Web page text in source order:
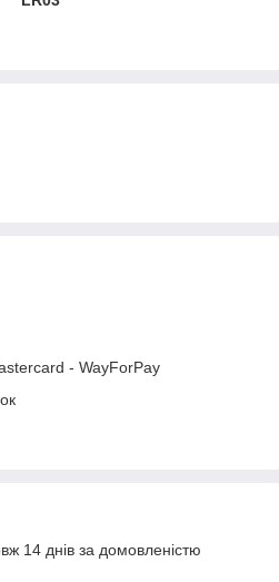
- WayForPay
14 днів за домовленістю